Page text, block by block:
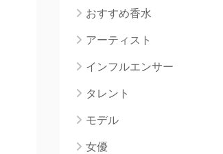
おすすめ香水
アーティスト
インフルエンサー
タレント
モデル
女優